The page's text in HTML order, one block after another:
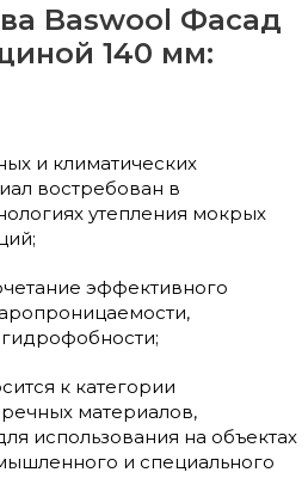
Baswool Фасад
140 мм:
и климатических
востребован в
утепления мокрых
эффективного
к категории
материалов,
использования на объектах
и специального